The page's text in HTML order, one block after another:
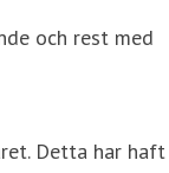
och rest med
Detta har haft